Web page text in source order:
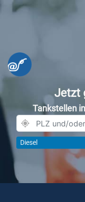
Jetzt
Tankstellen
Diesel